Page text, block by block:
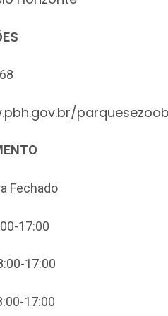
Fechado
17:00
17:00
17:00